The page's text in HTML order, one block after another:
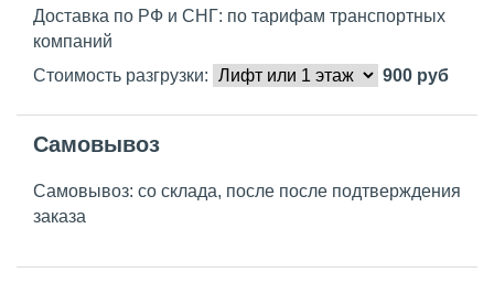
Доставка по РФ и СНГ: по тарифам транспортных
компаний
Стоимость разгрузки:
900 руб
Самовывоз
Самовывоз: со склада, после после подтверждения
заказа